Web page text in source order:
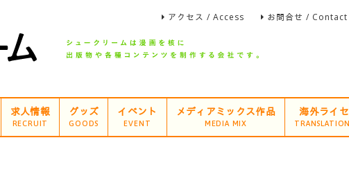
アクセス / Access お問合せ / Contact
求人情報
RECRUIT
グッズ
GOODS
イベント
EVENT
メディアミックス作品
MEDIA MIX
海外ライ